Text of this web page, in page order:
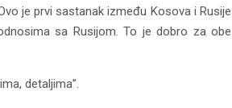
je prvi sastanak između Kosova i Rusije
sa Rusijom. To je dobro za obe
detaljima”.